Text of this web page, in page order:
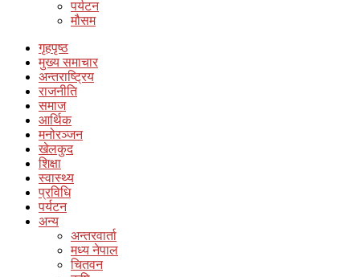
पर्यटन
मौसम
गृहपृष्ठ
मुख्य समाचार
अन्तराष्ट्रिय
राजनीति
समाज
आर्थिक
मनोरञ्जन
खेलकुद
शिक्षा
स्वास्थ्य
प्रविधि
पर्यटन
अन्य
अन्तरवार्ता
मध्य नेपाल
चितवन